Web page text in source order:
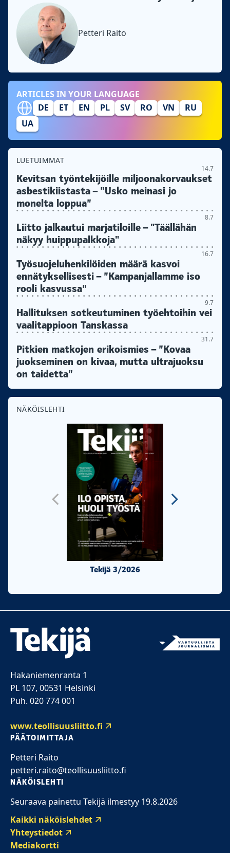
Petteri Raito
ARTICLES IN YOUR LANGUAGE
DE
ET EN PL SV RO VN
RU
UA
LUETUIMMAT
14.7
Kevitsan työntekijöille miljoonakorvaukset
asbestikiistasta – ”Usko meinasi jo
monelta loppua”
8.7
Liitto jalkautui marjatiloille – "Täällähän
näkyy huippupalkkoja"
16.7
Työsuojeluhenkilöiden määrä kasvoi
ennätyksellisesti – ”Kampanjallamme iso
rooli kasvussa”
9.7
Hallituksen sotkeutuminen työehtoihin vei
vaalitappioon Tanskassa
31.7
Pitkien matkojen erikoismies – ”Kovaa
juokseminen on kivaa, mutta ultrajuoksu
on taidetta”
NÄKÖISLEHTI
Tekijä 3/2026
Hakaniemenranta 1
PL 107, 00531 Helsinki
Puh. 020 774 001
www.teollisuusliitto.fi
PÄÄTOIMITTAJA
Petteri Raito
petteri.raito@teollisuusliitto.fi
NÄKÖISLEHTI
Seuraava painettu Tekijä ilmestyy 19.8.2026
Kaikki näköislehdet
Yhteystiedot
Mediakortti